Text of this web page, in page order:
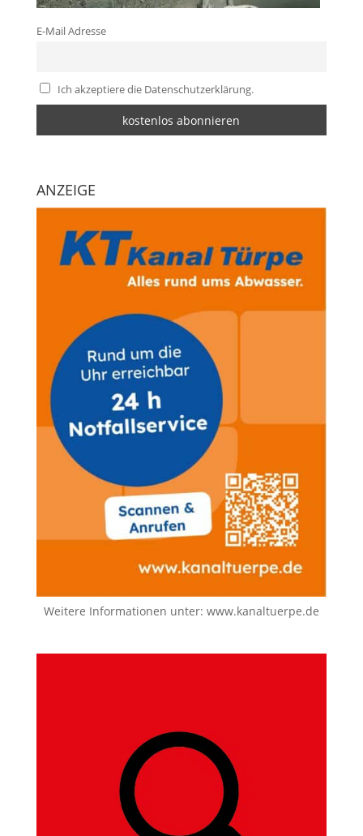
E-Mail Adresse
Ich akzeptiere die Datenschutzerklärung.
ANZEIGE
Weitere Informationen unter: www.kanaltuerpe.de